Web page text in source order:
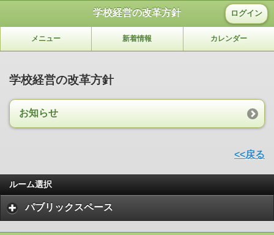
学校経営の改革方針 ログイン
メニュー 新着情報 カレンダー
学校経営の改革方針
お知らせ
<<戻る
ルーム選択
パブリックスペース